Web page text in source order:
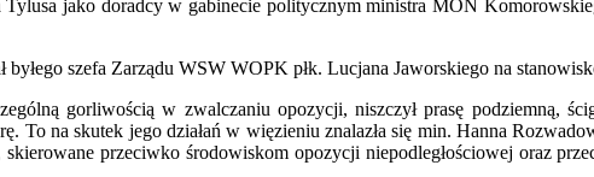
Tylusa jako doradcy w gabinecie politycznym ministra MON
byłego szefa Zarządu WSW WOPK płk. Lucjana Jaworskiego na
gorliwością w zwalczaniu opozycji, niszczył prasę podziemną,
To na skutek jego działań w więzieniu znalazła się min. Hanna
skierowane przeciwko środowiskom opozycji niepodległościowej oraz